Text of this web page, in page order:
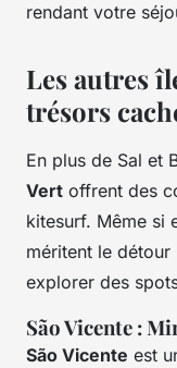
rendant votre
Les autres
trésors
En plus de Sal et
Vert offrent des
kitesurf. Même si
méritent le
explorer des
São Vicente :
São Vicente est